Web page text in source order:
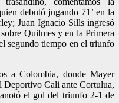
debutó jugando 71’ en la
Juan Ignacio Sills ingresó
Quilmes y en la Primera
segundo tiempo en el triunfo
a Colombia, donde Mayer
Deportivo Cali ante Cortulua,
el gol del triunfo 2-1 de